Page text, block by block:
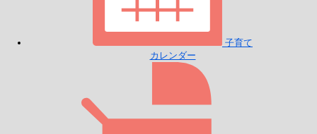
子育て
カレンダー